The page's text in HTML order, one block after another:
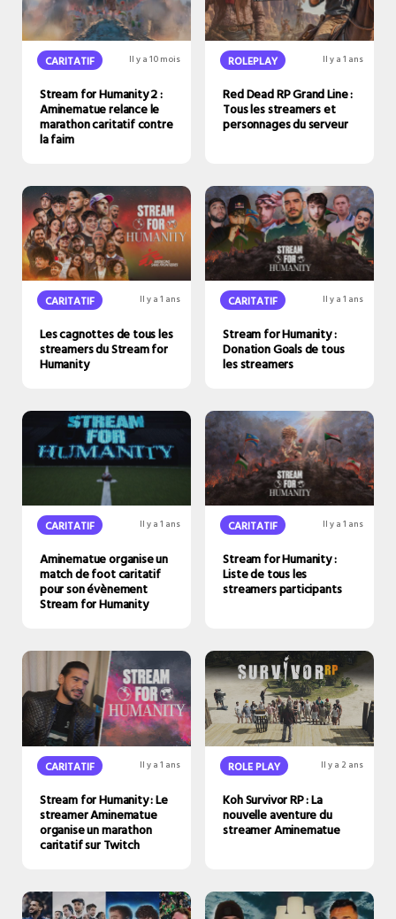
CARITATIF Il y a 10 mois
Stream for Humanity 2 :
Aminematue relance le
marathon caritatif contre
la faim
ROLEPLAY Il y a 1 ans
Red Dead RP Grand Line :
Tous les streamers et
personnages du serveur
CARITATIF Il y a 1 ans
Les cagnottes de tous les
streamers du Stream for
Humanity
CARITATIF Il y a 1 ans
Stream for Humanity :
Donation Goals de tous
les streamers
CARITATIF Il y a 1 ans
Aminematue organise un
match de foot caritatif
pour son évènement
Stream for Humanity
CARITATIF Il y a 1 ans
Stream for Humanity :
Liste de tous les
streamers participants
CARITATIF Il y a 1 ans
Stream for Humanity : Le
streamer Aminematue
organise un marathon
caritatif sur Twitch
ROLE PLAY Il y a 2 ans
Koh Survivor RP : La
nouvelle aventure du
streamer Aminematue